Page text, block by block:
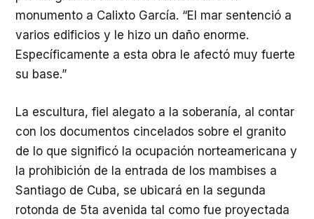
monumento a Calixto García. “El mar sentenció a
varios edificios y le hizo un daño enorme.
Específicamente a esta obra le afectó muy fuerte
su base.”
La escultura, fiel alegato a la soberanía, al contar
con los documentos cincelados sobre el granito
de lo que significó la ocupación norteamericana y
la prohibición de la entrada de los mambises a
Santiago de Cuba, se ubicará en la segunda
rotonda de 5ta avenida tal como fue proyectada